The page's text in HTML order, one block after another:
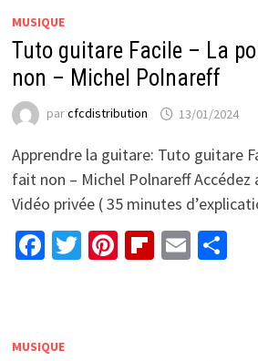
MUSIQUE
Tuto guitare Facile – La
non – Michel Polnareff
parcfcdistribution 13/01/2024
Apprendre la guitare: Tuto guitare
fait non – Michel Polnareff Accédez
Vidéo privée ( 35 minutes
Facebook
Twitter
Pinterest
Flipboard
Email
MUSIQUE